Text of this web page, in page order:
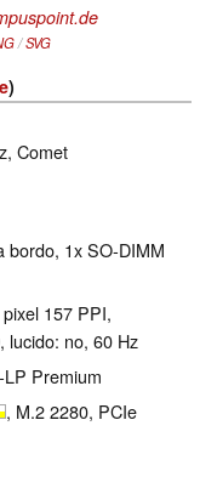
/SVG
)
Comet
bordo, 1x SO-DIMM
157 PPI,
lucido: no, 60 Hz
Premium
, M.2 2280, PCIe